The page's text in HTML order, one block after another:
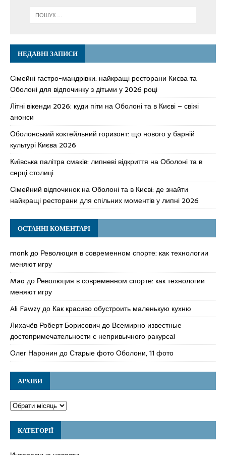
НЕДАВНІ ЗАПИСИ
Сімейні гастро-мандрівки: найкращі ресторани Києва та
Оболоні для відпочинку з дітьми у 2026 році
Літні вікенди 2026: куди піти на Оболоні та в Києві – свіжі
анонси
Оболонський коктейльний горизонт: що нового у барній
культурі Києва 2026
Київська палітра смаків: липневі відкриття на Оболоні та в
серці столиці
Сімейний відпочинок на Оболоні та в Києві: де знайти
найкращі ресторани для спільних моментів у липні 2026
ОСТАННІ КОМЕНТАРІ
monkдо Революция в современном спорте: как технологии
меняют игру
Mao до Революция в современном спорте: как технологии
меняют игру
Ali Fawzyдо Как красиво обустроить маленькую кухню
Лихачёв Роберт Борисовичдо Всемирно известные
достопримечательности с непривычного ракурса!
Олег Наронин доСтарые фото Оболони, 11 фото
АРХІВИ
КАТЕГОРІЇ